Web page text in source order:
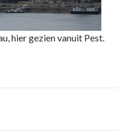
hier gezien vanuit Pest.